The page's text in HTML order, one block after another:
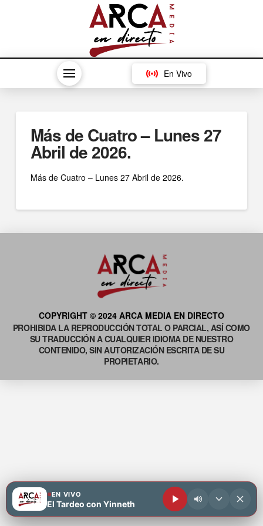
En Vivo
Más de Cuatro – Lunes 27
Abril de 2026.
Más de Cuatro – Lunes 27 Abril de 2026.
COPYRIGHT © 2024 ARCA MEDIA EN DIRECTO
PROHIBIDA LA REPRODUCCIÓN TOTAL O PARCIAL, ASÍ COMO
SU TRADUCCIÓN A CUALQUIER IDIOMA DE NUESTRO
CONTENIDO, SIN AUTORIZACIÓN ESCRITA DE SU
PROPIETARIO.
EN VIVO
El Tardeo con Yinneth